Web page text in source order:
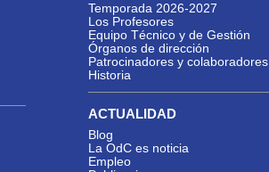
Temporada 2026-2027
Los Profesores
Equipo Técnico y de Gestión
Órganos de dirección
Patrocinadores y colaboradores
Historia
ACTUALIDAD
Blog
La OdC es noticia
Empleo